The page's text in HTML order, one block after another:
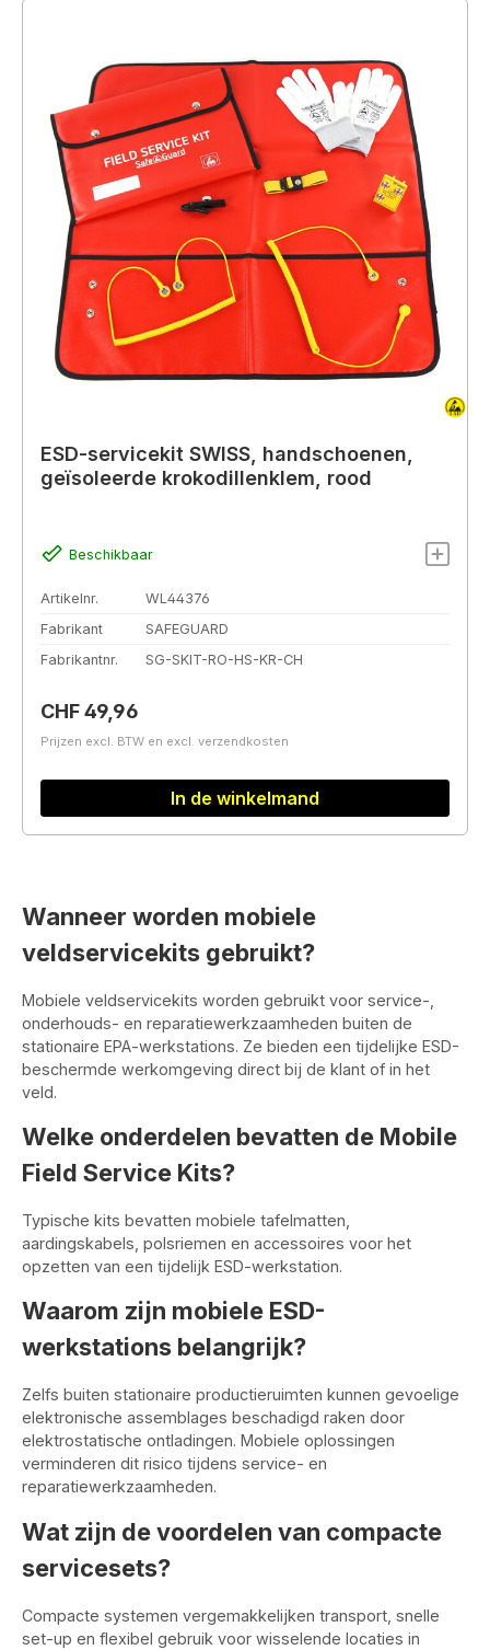
ESD-servicekit SWISS, handschoenen,
geïsoleerde krokodillenklem, rood
Beschikbaar
Artikelnr.
WL44376
Fabrikant
SAFEGUARD
Fabrikantnr.
SG-SKIT-RO-HS-KR-CH
Normale prijs:
CHF 49,96
Prijzen excl. BTW en excl. verzendkosten
In de winkelmand
Wanneer worden mobiele
veldservicekits gebruikt?
Mobiele veldservicekits worden gebruikt voor service-,
onderhouds- en reparatiewerkzaamheden buiten de
stationaire EPA-werkstations. Ze bieden een tijdelijke ESD-
beschermde werkomgeving direct bij de klant of in het
veld.
Welke onderdelen bevatten de Mobile
Field Service Kits?
Typische kits bevatten mobiele tafelmatten,
aardingskabels, polsriemen en accessoires voor het
opzetten van een tijdelijk ESD-werkstation.
Waarom zijn mobiele ESD-
werkstations belangrijk?
Zelfs buiten stationaire productieruimten kunnen gevoelige
elektronische assemblages beschadigd raken door
elektrostatische ontladingen. Mobiele oplossingen
verminderen dit risico tijdens service- en
reparatiewerkzaamheden.
Wat zijn de voordelen van compacte
servicesets?
Compacte systemen vergemakkelijken transport, snelle
set-up en flexibel gebruik voor wisselende locaties in